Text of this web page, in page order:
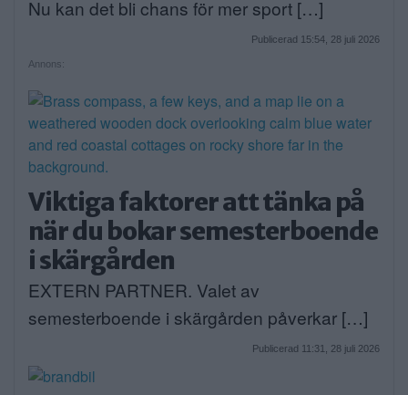
Nu kan det bli chans för mer sport […]
Publicerad 15:54, 28 juli 2026
Annons:
Viktiga faktorer att tänka på
när du bokar semesterboende
i skärgården
EXTERN PARTNER. Valet av
semesterboende i skärgården påverkar […]
Publicerad 11:31, 28 juli 2026